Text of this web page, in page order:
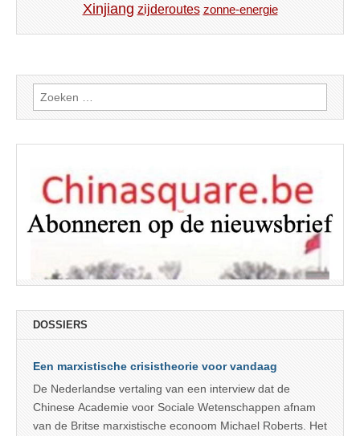
Xinjiang zijderoutes zonne-energie
Zoeken
naar:
DOSSIERS
Een marxistische crisistheorie voor vandaag
De Nederlandse vertaling van een interview dat de
Chinese Academie voor Sociale Wetenschappen afnam
van de Britse marxistische econoom Michael Roberts. Het